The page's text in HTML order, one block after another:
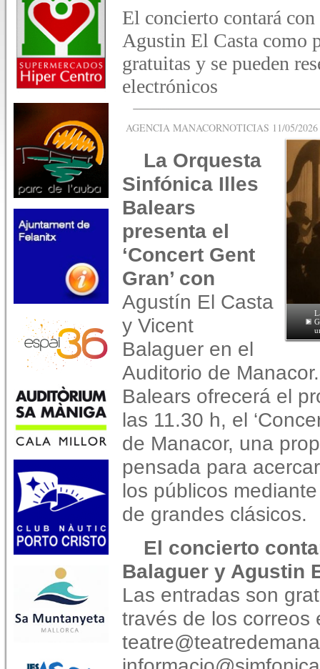
El concierto contará
Agustin El Casta como
gratuitas y se pueden
electrónicos
AGENCIA MANACORNOTICIAS 11/05/
La Orquesta
Sinfónica Illes
Balears
presenta el
‘Concert Gent
Gran’ con
Agustín El Casta
y Vicent
Balaguer en el
Auditorio de
Balears ofrecerá el
las 11.30 h, el
de Manacor, una
pensada para
los públicos
de grandes clásicos.
El concierto
Balaguer y Agustin
Las entradas son
través de los correos